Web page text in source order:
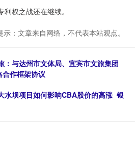
权之战还在继续。
：文章来自网络，不代表本站观点。
：与达州市文体局、宜宾市文旅集团
作框架协议
水坝项目如何影响CBA股价的高涨_银